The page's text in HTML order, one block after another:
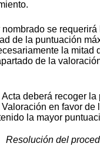
nombrado se requerirá
de la puntuación
la mitad
de la
deberá recoger la
en favor de
la mayor
del